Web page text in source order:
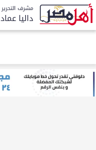
مشرف التحرير
داليا عماد